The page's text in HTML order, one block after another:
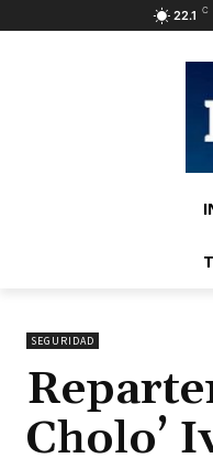
22.1 C
SEGURIDAD
Cholo’